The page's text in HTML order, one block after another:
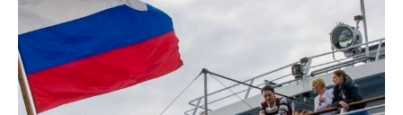
ONLINE-КОНФЕРЕНЦИИ
ОТКРЫТАЯ ЛЕКЦИЯ
ХОККЕЙ
БАСКЕТБОЛ
ВОЛЕЙБОЛ
ВЛАСТЬ
ИНФРАСТРУКТУРА
ИСТОРИЯ
СЮЖЕТЫ
СПРАВОЧНИК
СПИСОК ПЕРСОН
ПОЛНАЯ ВЕРСИЯ